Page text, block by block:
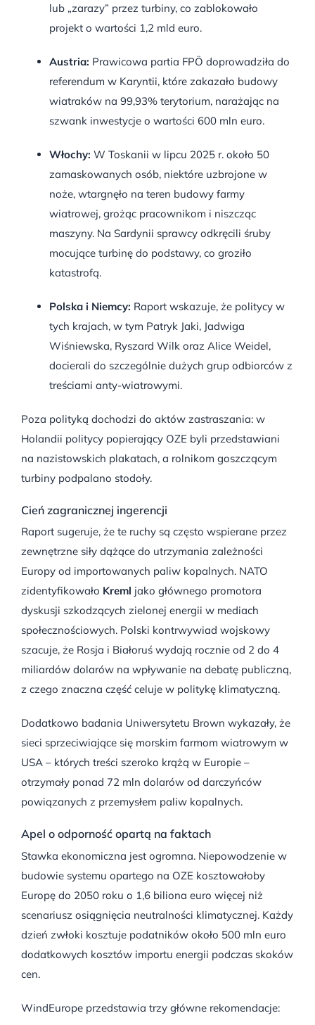
lub „zarazy” przez turbiny, co zablokowało
projekt o wartości 1,2 mld euro.
Austria: Prawicowa partia FPÖ doprowadziła do
referendum w Karyntii, które zakazało budowy
wiatraków na 99,93% terytorium, narażając na
szwank inwestycje o wartości 600 mln euro.
Włochy: W Toskanii w lipcu 2025 r. około 50
zamaskowanych osób, niektóre uzbrojone w
noże, wtargnęło na teren budowy farmy
wiatrowej, grożąc pracownikom i niszcząc
maszyny. Na Sardynii sprawcy odkręcili śruby
mocujące turbinę do podstawy, co groziło
katastrofą.
Polska i Niemcy: Raport wskazuje, że politycy w
tych krajach, w tym Patryk Jaki, Jadwiga
Wiśniewska, Ryszard Wilk oraz Alice Weidel,
docierali do szczególnie dużych grup odbiorców z
treściami anty-wiatrowymi.
Poza polityką dochodzi do aktów zastraszania: w
Holandii politycy popierający OZE byli przedstawiani
na nazistowskich plakatach, a rolnikom goszczącym
turbiny podpalano stodoły.
Cień zagranicznej ingerencji
Raport sugeruje, że te ruchy są często wspierane przez
zewnętrzne siły dążące do utrzymania zależności
Europy od importowanych paliw kopalnych. NATO
zidentyfikowało Kreml jako głównego promotora
dyskusji szkodzących zielonej energii w mediach
społecznościowych. Polski kontrwywiad wojskowy
szacuje, że Rosja i Białoruś wydają rocznie od 2 do 4
miliardów dolarów na wpływanie na debatę publiczną,
z czego znaczna część celuje w politykę klimatyczną.
Dodatkowo badania Uniwersytetu Brown wykazały, że
sieci sprzeciwiające się morskim farmom wiatrowym w
USA – których treści szeroko krążą w Europie –
otrzymały ponad 72 mln dolarów od darczyńców
powiązanych z przemysłem paliw kopalnych.
Apel o odporność opartą na faktach
Stawka ekonomiczna jest ogromna. Niepowodzenie w
budowie systemu opartego na OZE kosztowałoby
Europę do 2050 roku o 1,6 biliona euro więcej niż
scenariusz osiągnięcia neutralności klimatycznej. Każdy
dzień zwłoki kosztuje podatników około 500 mln euro
dodatkowych kosztów importu energii podczas skoków
cen.
WindEurope przedstawia trzy główne rekomendacje: